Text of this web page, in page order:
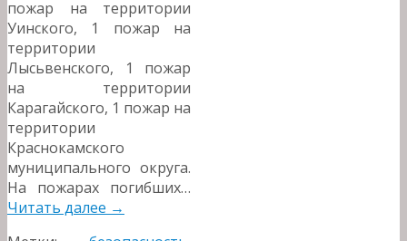
пожар на территории
Уинского, 1 пожар на
территории
Лысьвенского, 1 пожар
на территории
Карагайского, 1 пожар на
территории
Краснокамского
муниципального округа.
На пожарах погибших…
Читать далее →